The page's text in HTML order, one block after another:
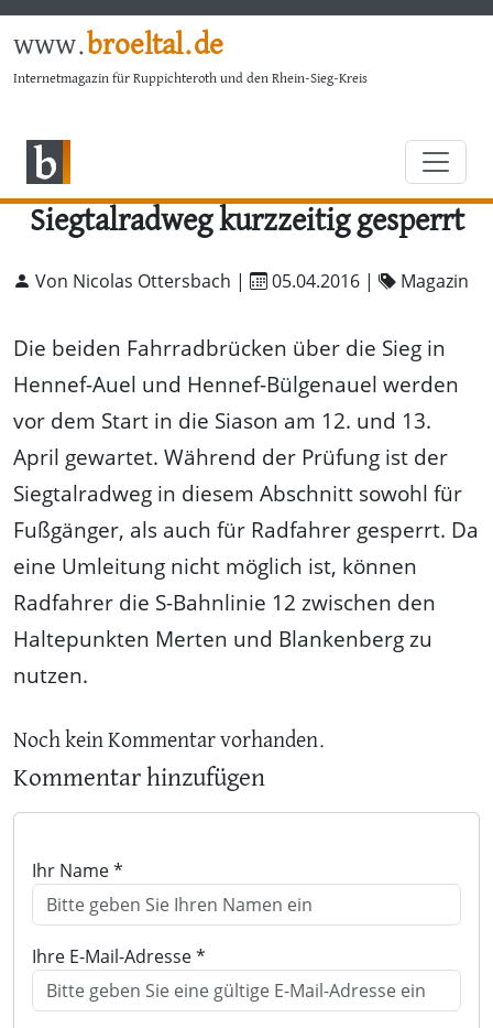
www.broeltal.de
Internetmagazin für Ruppichteroth und den Rhein-Sieg-Kreis
Siegtalradweg kurzzeitig gesperrt
Von Nicolas Ottersbach | 05.04.2016 | Magazin
Die beiden Fahrradbrücken über die Sieg in
Hennef-Auel und Hennef-Bülgenauel werden
vor dem Start in die Siason am 12. und 13.
April gewartet. Während der Prüfung ist der
Siegtalradweg in diesem Abschnitt sowohl für
Fußgänger, als auch für Radfahrer gesperrt. Da
eine Umleitung nicht möglich ist, können
Radfahrer die S-Bahnlinie 12 zwischen den
Haltepunkten Merten und Blankenberg zu
nutzen.
Noch kein Kommentar vorhanden.
Kommentar hinzufügen
Ihr Name *
Ihre E-Mail-Adresse *